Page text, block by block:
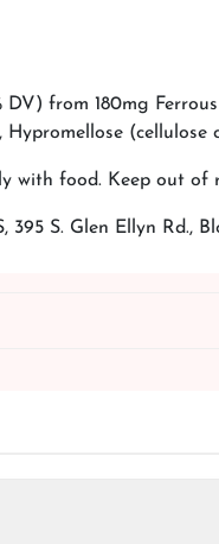
from 180mg
with food. Keep out of
S. Glen Ellyn Rd.,